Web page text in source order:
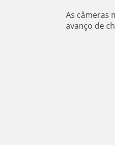
As câmeras
avanço de